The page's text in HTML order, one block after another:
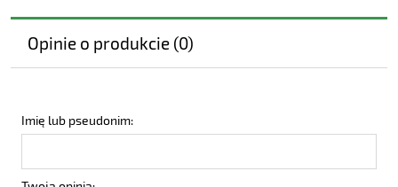
Opinie o produkcie (0)
Imię lub pseudonim: